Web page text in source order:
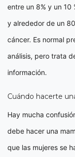
entre un 8% y un 10
y alrededor de un
cáncer. Es normal
análisis, pero trata
información.
Cuándo hacerte
Hay mucha
debe hacer una
que las mujeres se